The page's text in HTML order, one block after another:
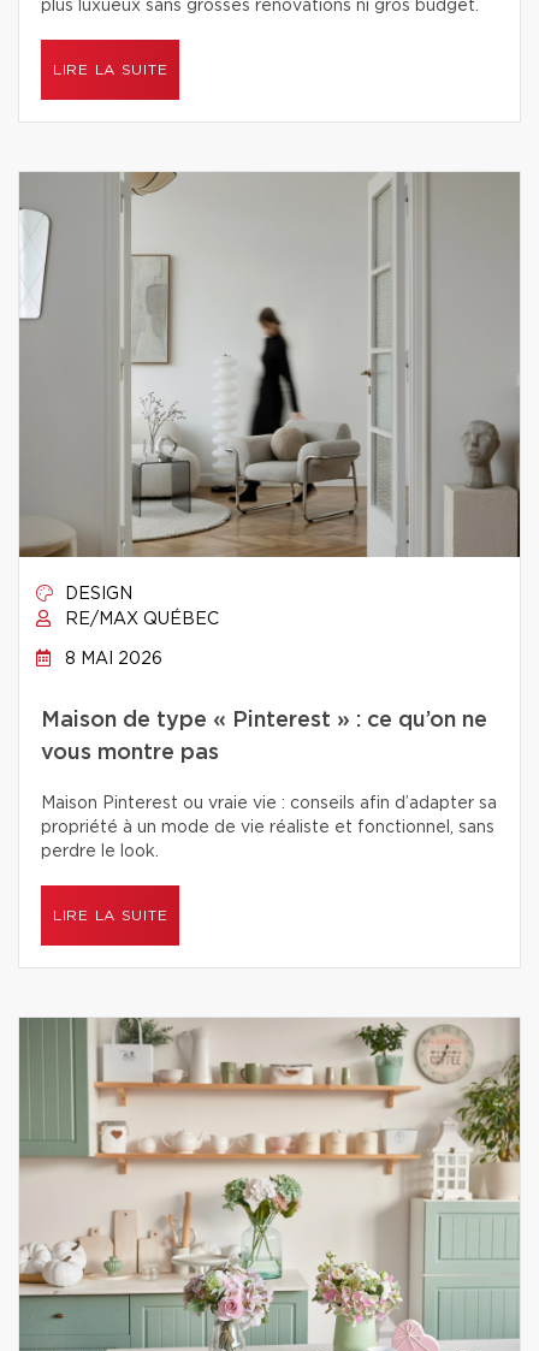
plus luxueux sans grosses rénovations ni gros budget.
LIRE LA SUITE
DESIGN
RE/MAX QUÉBEC
8 MAI 2026
Maison de type « Pinterest » : ce qu’on ne
vous montre pas
Maison Pinterest ou vraie vie : conseils afin d’adapter sa
propriété à un mode de vie réaliste et fonctionnel, sans
perdre le look.
LIRE LA SUITE